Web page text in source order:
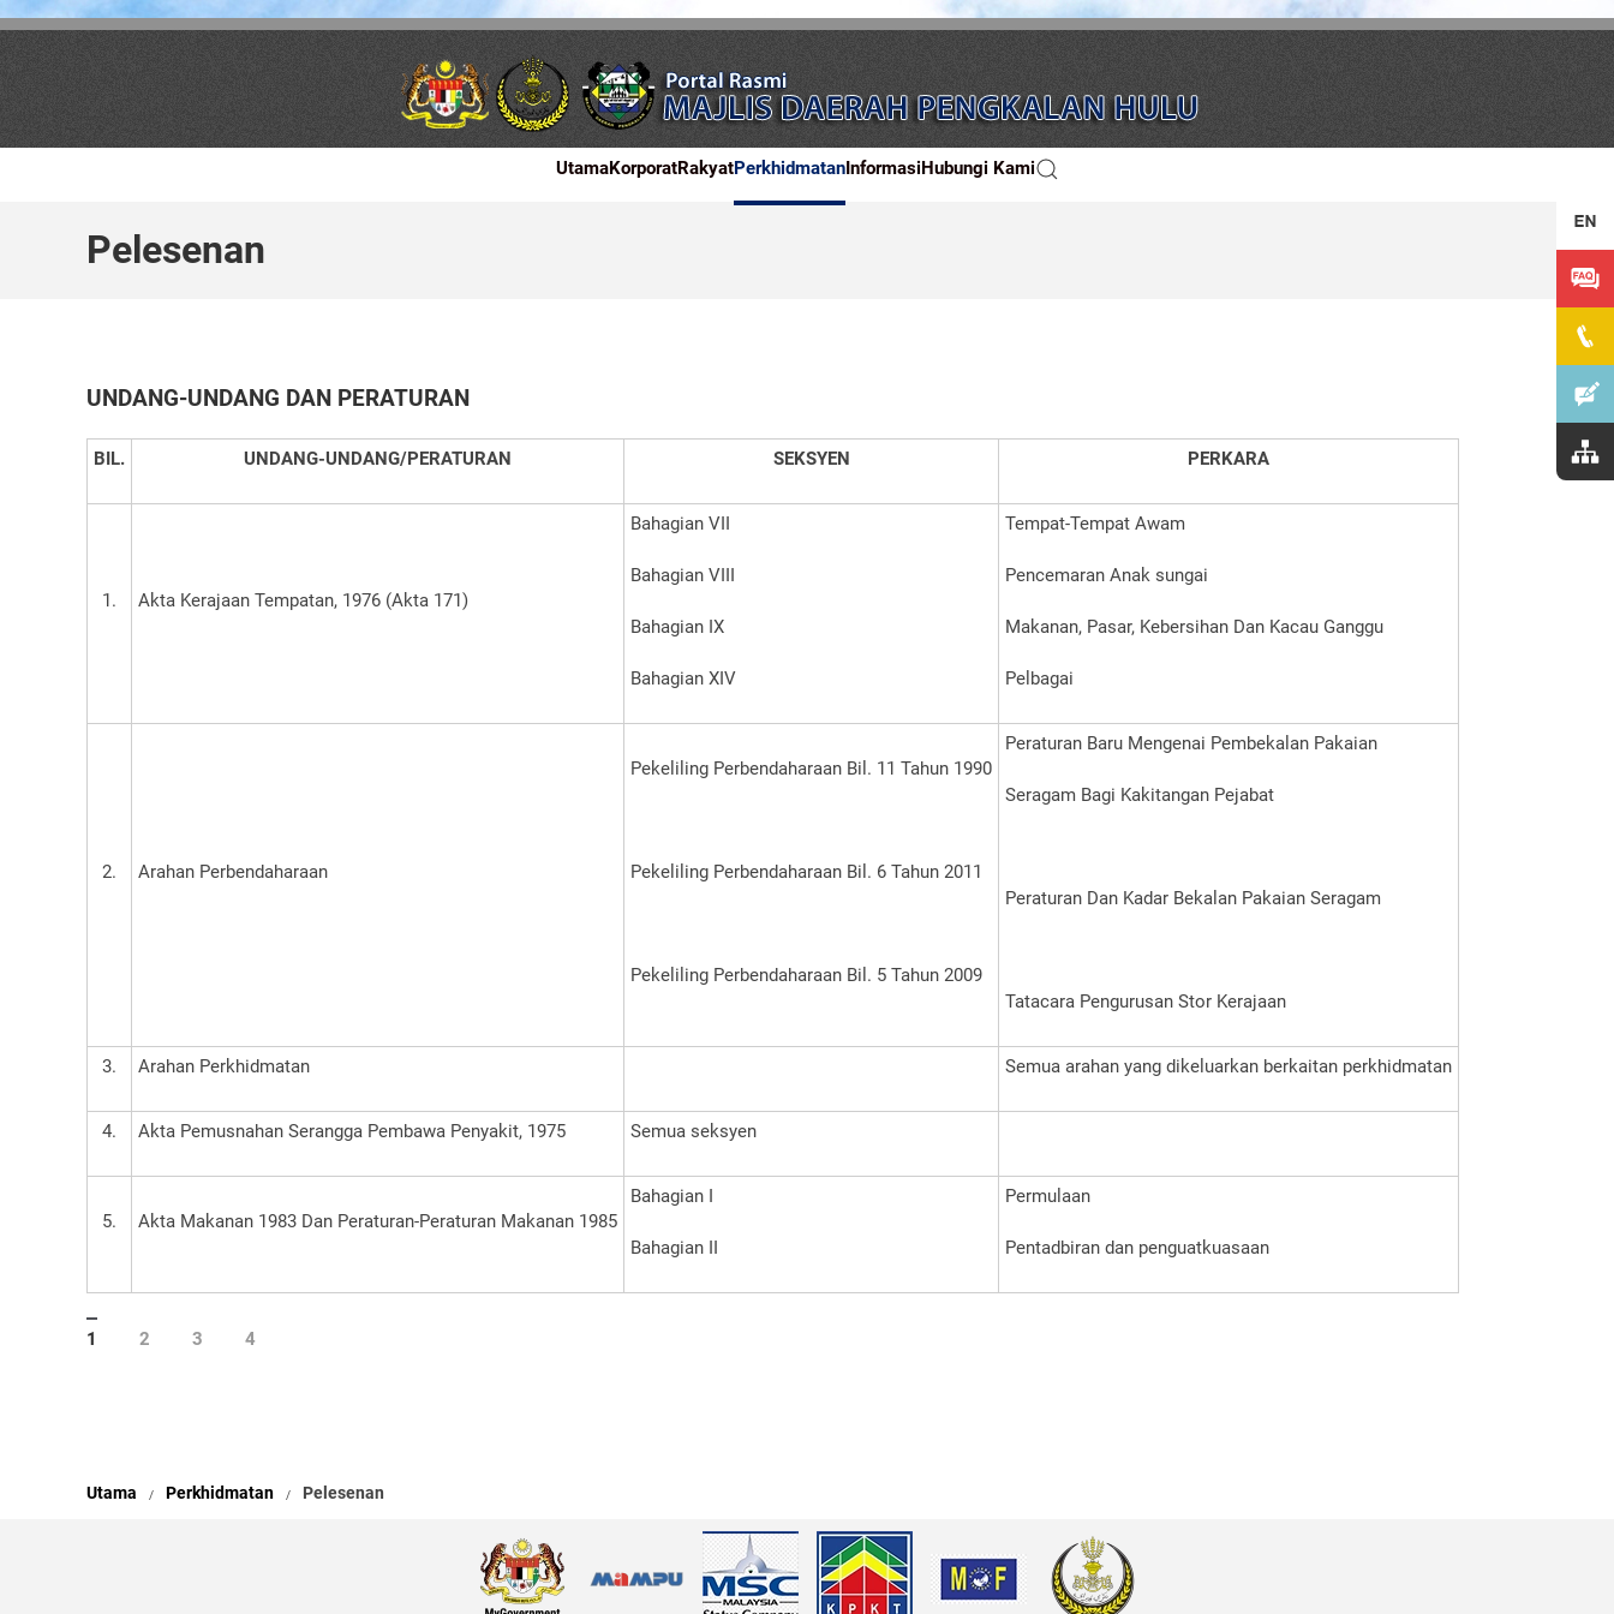
UtamaKorporatRakyatPerkhidmatanInformasiHubungi Kami
Pelesenan
UNDANG-UNDANG DAN PERATURAN
BIL. UNDANG-UNDANG/PERATURAN SEKSYEN PERKARA
1. Akta Kerajaan Tempatan, 1976 (Akta 171)
Bahagian VII
Bahagian VIII
Bahagian IX
Bahagian XIV
Tempat-Tempat Awam
Pencemaran Anak sungai
Makanan, Pasar, Kebersihan Dan Kacau Ganggu
Pelbagai
2. Arahan Perbendaharaan
Pekeliling Perbendaharaan Bil. 11 Tahun 1990
Pekeliling Perbendaharaan Bil. 6 Tahun 2011
Pekeliling Perbendaharaan Bil. 5 Tahun 2009
Peraturan Baru Mengenai Pembekalan Pakaian
Seragam Bagi Kakitangan Pejabat
Peraturan Dan Kadar Bekalan Pakaian Seragam
Tatacara Pengurusan Stor Kerajaan
3. Arahan Perkhidmatan Semua arahan yang dikeluarkan berkaitan perkhidmatan
4. Akta Pemusnahan Serangga Pembawa Penyakit, 1975 Semua seksyen
5. Akta Makanan 1983 Dan Peraturan-Peraturan Makanan 1985
Bahagian I
Bahagian II
Permulaan
Pentadbiran dan penguatkuasaan
1 2 3 4
Utama Perkhidmatan Pelesenan